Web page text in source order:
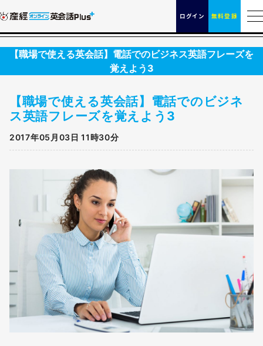
ログイン 無料登録
【職場で使える英会話】電話でのビジネス英語フレーズを
覚えよう3
【職場で使える英会話】電話でのビジネ
ス英語フレーズを覚えよう3
2017年05月03日 11時30分